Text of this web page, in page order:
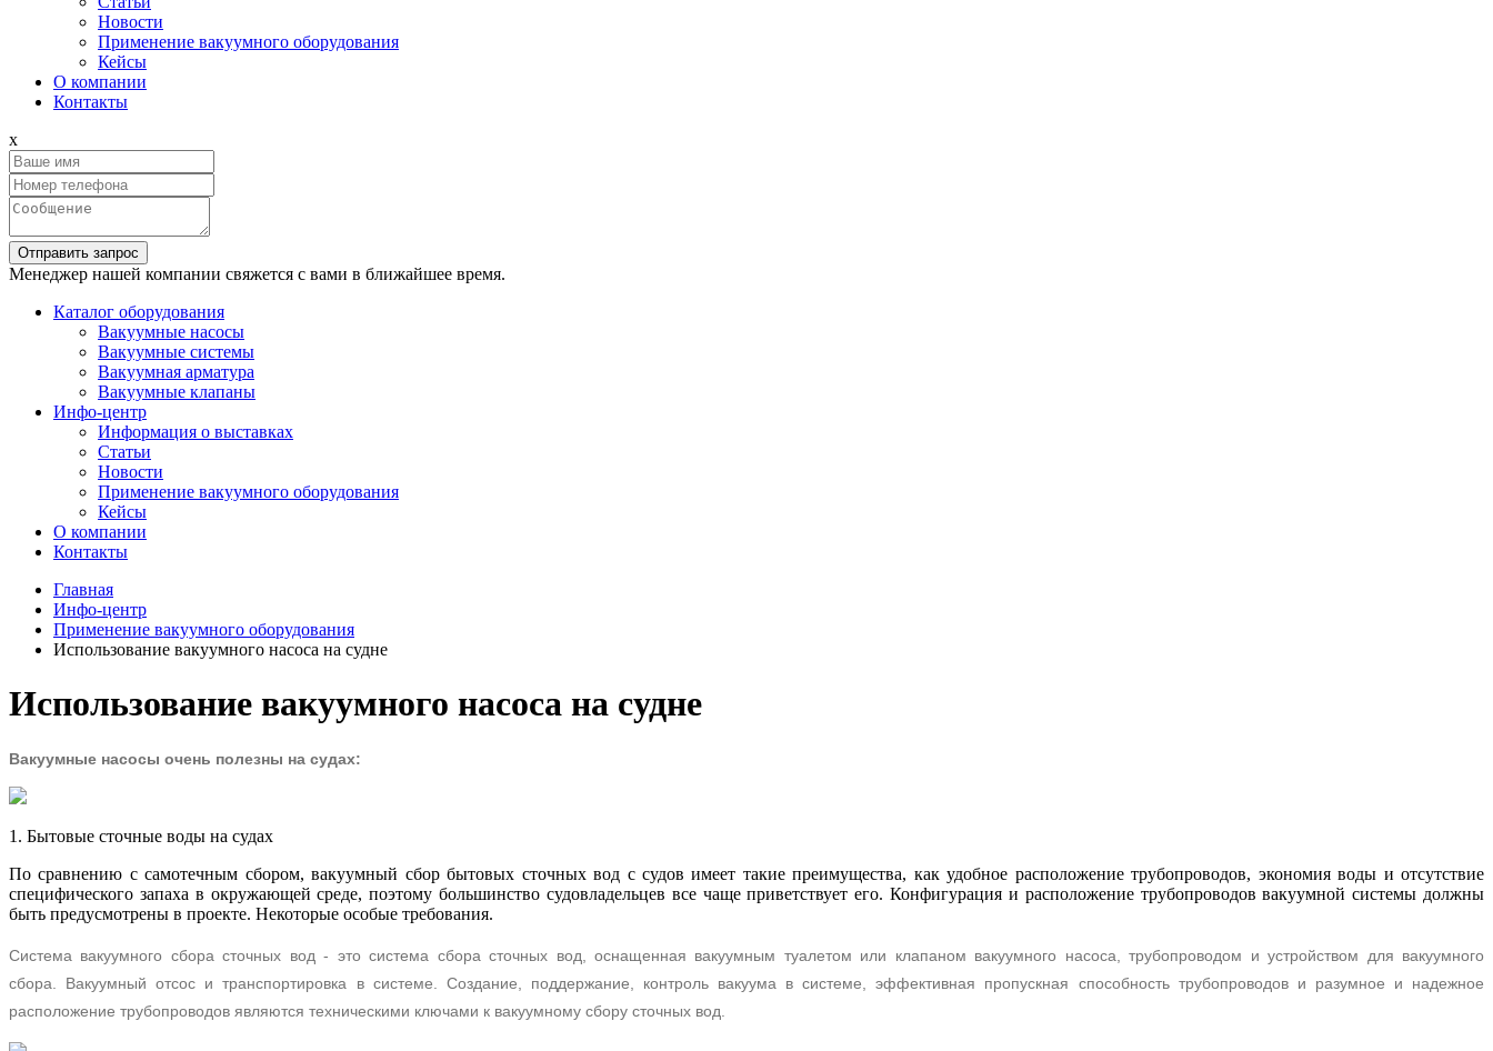
Новости
Применение вакуумного оборудования
Кейсы
О компании
Контакты
x
Отправить запрос
Менеджер нашей компании свяжется с вами в ближайшее время.
Каталог оборудования
Вакуумные насосы
Вакуумные системы
Вакуумная арматура
Вакуумные клапаны
Инфо-центр
Информация о выставках
Статьи
Новости
Применение вакуумного оборудования
Кейсы
О компании
Контакты
Главная
Инфо-центр
Применение вакуумного оборудования
Использование вакуумного насоса на судне
Использование вакуумного насоса на судне
Вакуумные насосы очень полезны на судах:
1. Бытовые сточные воды на судах
По сравнению с самотечным сбором, вакуумный сбор бытовых сточныхвод с судовимеет такие преимущества, как удобное расположение трубопроводов, экономия воды и отсутствие
специфического запаха в окружающей среде, поэтому большинство судовладельцев все чаще приветствует его. Конфигурация и расположение трубопроводов вакуумной системы должны
быть предусмотрены в проекте. Некоторые особые требования.
Система вакуумного сбора сточных вод - это система сбора сточных вод, оснащенная вакуумным туалетом или клапаном вакуумного насоса, трубопроводом и устройством для вакуумного
сбора. Вакуумный отсос и транспортировка в системе. Создание, поддержание, контроль вакуума в системе, эффективная пропускная способность трубопроводов и разумное и надежное
расположение трубопроводов являются техническими ключами к вакуумному сбору сточных вод.